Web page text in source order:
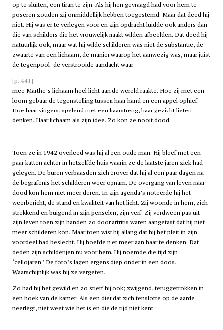
op te sluiten, een tiran te zijn. Als hij hen gevraagd had voor hem te
poseren zouden zij onmiddellijk hebben toegestemd. Maar dat deed hij
niet. Hij was er te verlegen voor en zijn opdracht luidde ook anders dan
die van schilders die het vrouwelijk naakt wilden afbeelden. Dat deed hij
natuurlijk ook, maar wat hij wilde schilderen was niet de substantie, de
zwaarte van een lichaam, de manier waarop het aanwezig was, maar juist
de tegenpool: de verstrooide aandacht waar-
[p. 441]
mee Marthe’s lichaam heel licht aan de wereld raakte. Hoe zij met een
loom gebaar de tegenstelling tussen haar hand en een appel ophief.
Hoe haar vingers, spelend met een haarstreng, haar gezicht lieten
denken. Haar lichaam als zijn idee. Zo kon ze nooit dood.
Toen ze in 1942 overleed was hij al een oude man. Hij bleef met een
paar katten achter in hetzelfde huis waarin ze de laatste jaren ziek had
gelegen. De buren verbaasden zich erover dat hij al een paar dagen na
de begrafenis het schilderen weer opnam. De overgang van leven naar
dood kon hem niet meer deren. In zijn agenda’s noteerde hij het
weerbericht, de stand en kwaliteit van het licht. Zij woonde in hem, zich
strekkend en buigend in zijn penselen, zijn verf. Zij verdween pas uit
zijn leven toen zijn handen zo door artritis waren aangetast dat hij niet
meer schilderen kon. Maar toen wist hij allang dat hij het pleit in zijn
voordeel had beslecht. Hij hoefde niet meer aan haar te denken. Dat
deden zijn schilderijen nu voor hem. Hij noemde die tijd zijn
‘cellojaren.’ De foto’s lagen ergens diep onder in een doos.
Waarschijnlijk was hij ze vergeten.
Zo had hij het gewild en zo stierf hij ook; zwijgend, teruggetrokken in
een hoek van de kamer. Als een dier dat zich tenslotte op de aarde
neerlegt, niet weet wie het is en die de tijd niet kent.